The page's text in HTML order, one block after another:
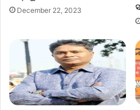
December 22, 2023